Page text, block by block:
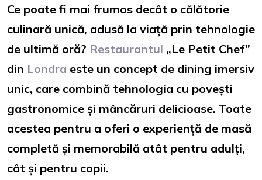
Ce poate fi mai frumos decât o călătorie
culinară unică, adusă la viață prin tehnologie
de ultimă oră? Restaurantul „Le Petit Chef”
din Londra este un concept de dining imersiv
unic, care combină tehnologia cu povești
gastronomice și mâncăruri delicioase. Toate
acestea pentru a oferi o experiență de masă
completă și memorabilă atât pentru adulți,
cât și pentru copii.